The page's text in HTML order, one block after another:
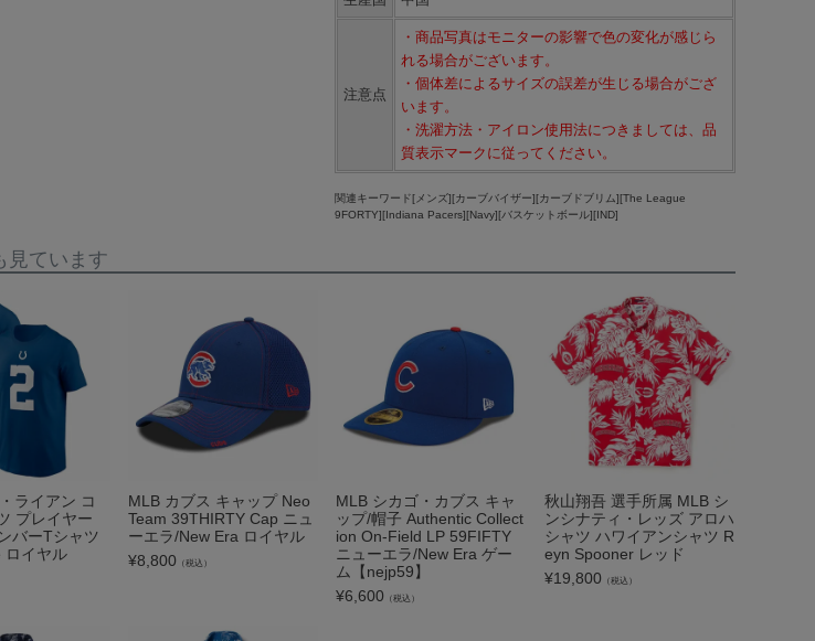
注意点
・商品写真はモニターの影響で色の変化が感じら
れる場合がございます。
・個体差によるサイズの誤差が生じる場合がござ
います。
・洗濯方法・アイロン使用法につきましては、品
質表示マークに従ってください。
関連キーワード[メンズ][カーブバイザー][カーブドブリム][The League
9FORTY][Indiana Pacers][Navy][バスケットボール][IND]
見ています
ライアン コ
プレイヤー
バーTシャツ
ロイヤル
MLB カブス キャップ Neo
Team 39THIRTY Cap ニュ
ーエラ/New Era ロイヤル
¥8,800 （税込）
MLB シカゴ・カブス キャ
ップ/帽子 Authentic Collect
ion On-Field LP 59FIFTY
ニューエラ/New Era ゲー
ム【nejp59】
¥6,600 （税込）
秋山翔吾 選手所属 MLB シ
ンシナティ・レッズ アロハ
シャツ ハワイアンシャツ R
eyn Spooner レッド
¥19,800 （税込）